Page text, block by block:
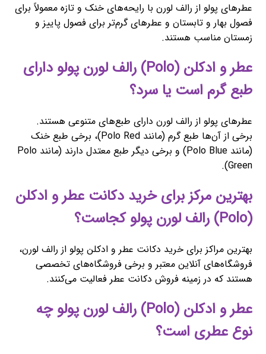
عطرهای پولو از رالف لورن با رایحه‌های خنک و تازه معمولاً برای
فصول بهار و تابستان و عطرهای گرم‌تر برای فصول پاییز و
زمستان مناسب هستند.
عطر و ادکلن (Polo) رالف لورن پولو دارای
طبع گرم است یا سرد؟
عطرهای پولو از رالف لورن دارای طبع‌های متنوعی هستند.
برخی از آن‌ها طبع گرم (مانند Polo Red)، برخی طبع خنک
(مانند Polo Blue) و برخی دیگر طبع معتدل دارند (مانند Polo
Green).
بهترین مرکز برای خرید دکانت عطر و ادکلن
(Polo) رالف لورن پولو کجاست؟
بهترین مراکز برای خرید دکانت عطر و ادکلن پولو از رالف لورن،
فروشگاه‌های آنلاین معتبر و برخی فروشگاه‌های تخصصی
هستند که در زمینه فروش دکانت عطر فعالیت می‌کنند.
عطر و ادکلن (Polo) رالف لورن پولو چه
نوع عطری است؟